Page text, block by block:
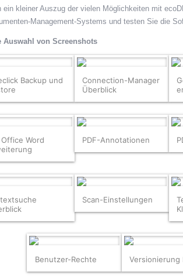
ein kleiner Auszug der vielen Möglichkeiten mit
Management-Systems und testen Sie die
Auswahl von Screenshots
Backup und
Connection-Manager
Überblick
Office Word
PDF-Annotationen
Scan-Einstellungen
Benutzer-Rechte Versionierung